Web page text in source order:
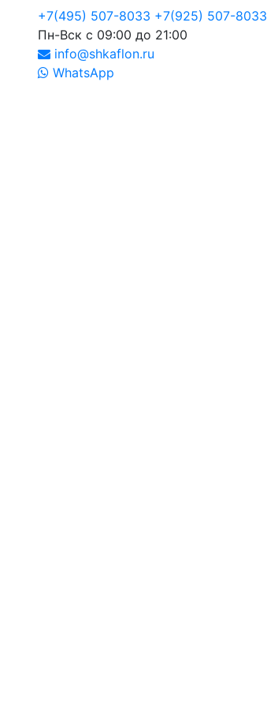
+7(495) 507-8033 +7(925) 507-8033
Пн-Вск с 09:00 до 21:00
info@shkaflon.ru
WhatsApp